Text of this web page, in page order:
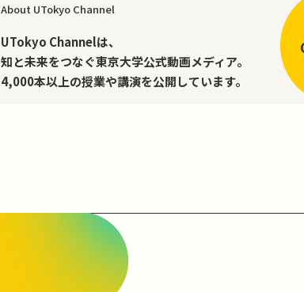
About UTokyo Channel
UTokyo Channelは、
知と未来をつなぐ東京大学公式動画メディア。
4,000本以上の授業や講演を公開しています。